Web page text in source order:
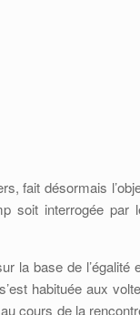
fait désormais
soit interrogée par
la base de l’égalité
habituée aux
cours de la